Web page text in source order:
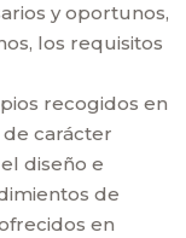
y oportunos,
los requisitos
recogidos en
carácter
diseño e
de
en